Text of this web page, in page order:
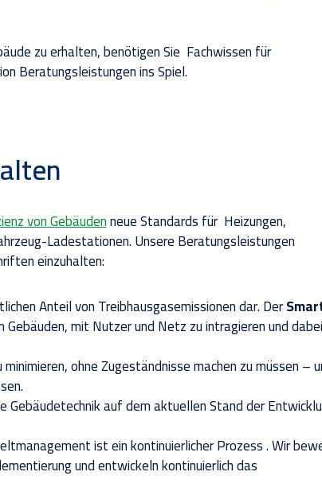
zu erhalten, benötigen Sie Fachwissen für
Beratungsleistungen ins Spiel.
von Gebäudenneue Standards für Heizungen,
Ladestationen. Unsere Beratungsleistungen
einzuhalten:
Anteil von Treibhausgasemissionen dar. Der
mit Nutzer und Netz zu intragieren und dabei
ohne Zugeständnisse machen zu müssen –
Gebäudetechnikauf dem aktuellen Stand der
ist ein kontinuierlicherProzess.Wir
und entwickeln kontinuierlichdas